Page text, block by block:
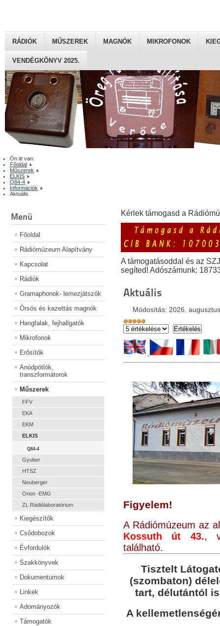
RÁDIÓK MŰSZEREK MAGNÓK MIKROFONOK
VENDÉGKÖNYV 2025.
Ön itt van:
Főoldal
Műszerek
ELKIS
Q84-4
Információk
Aktuális
Menü
Főoldal
Rádiómúzeum Alapítvány
Kapcsolat
Rádiók
Gramaphonok- lemezjátszók
Órsós és kazettás magnók
Hangfalak, fejhallgatók
Mikrofonok
Erősítők
Anódpótlók,
transzformátorok
Műszerek
FFV
EKA
EKM
ELKIS
Q84-4
Gyuber
HTSZ
Neuberger
Orion -EMG
ZL Rádiólaboratórium
Kiegészítők
Csődobozok
Évfordulók
Szakkönyvek
Dokumentumok
Linkek
Adományozók
Támogatók
Kérlek támogasd a
A támogatásoddal és az
segíted! Adószámunk:
Aktuális
Módosítás: 2026.
Figyelem!
A Rádiómúzeum az
Kossuth út 43.,
található.
Tisztelt
(szombaton)
tart, délutántól
A